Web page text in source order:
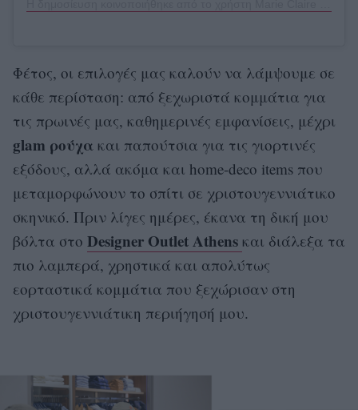
Φέτος, οι επιλογές μας καλούν να λάμψουμε σε
κάθε περίσταση: από ξεχωριστά κομμάτια για
τις πρωινές μας, καθημερινές εμφανίσεις, μέχρι
glam ρούχα και παπούτσια για τις γιορτινές
εξόδους, αλλά ακόμα και home-deco items που
μεταμορφώνουν το σπίτι σε χριστουγεννιάτικο
σκηνικό. Πριν λίγες ημέρες, έκανα τη δική μου
βόλτα στο Designer Outlet Athens και διάλεξα τα
πιο λαμπερά, χρηστικά και απολύτως
εορταστικά κομμάτια που ξεχώρισαν στη
χριστουγεννιάτικη περιήγησή μου.